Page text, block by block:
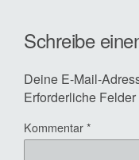
Schreibe
Deine E-Mail-
Erforderliche
Kommentar*